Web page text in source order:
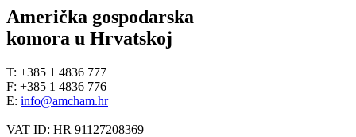
Američka gospodarska
komora u Hrvatskoj
T: +385 1 4836 777
F: +385 1 4836 776
E: info@amcham.hr
VAT ID: HR 91127208369